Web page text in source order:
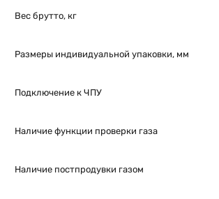
Вес брутто, кг
Размеры индивидуальной упаковки, мм
Подключение к ЧПУ
Наличие функции проверки газа
Наличие постпродувки газом